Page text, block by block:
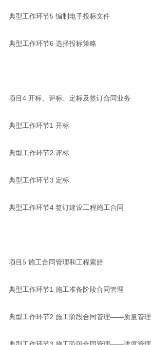
典型工作环节5 编制电子投标文件
典型工作环节6 选择投标策略
项目4 开标、评标、定标及签订合同业务
典型工作环节1 开标
典型工作环节2 评标
典型工作环节3 定标
典型工作环节4 签订建设工程施工合同
项目5 施工合同管理和工程索赔
典型工作环节1 施工准备阶段合同管理
典型工作环节2 施工阶段合同管理——质量管理